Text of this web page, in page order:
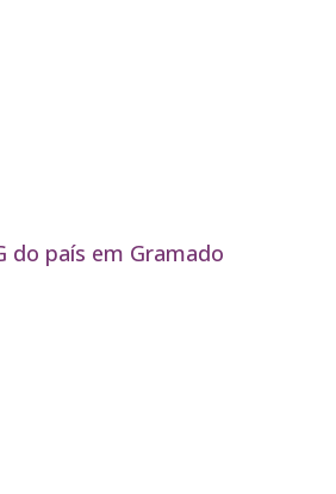
do país em Gramado